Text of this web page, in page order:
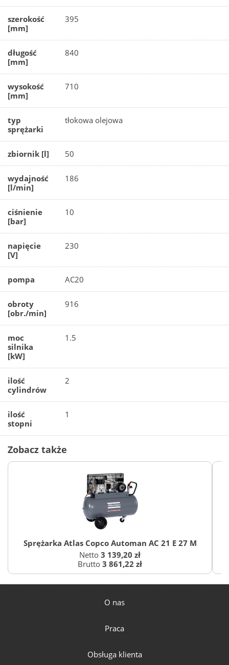
szerokość
[mm]
395
długość
[mm]
840
wysokość
[mm]
710
typ
sprężarki
tłokowa olejowa
zbiornik [l] 50
wydajność
[l/min]
186
ciśnienie
[bar]
10
napięcie
[V]
230
pompa AC20
obroty
[obr./min]
916
moc
silnika
[kW]
1.5
ilość
cylindrów
2
ilość
stopni
1
Zobacz także
Sprężarka Atlas Copco Automan AC 21 E 27 M
Netto 3 139,20 zł
Brutto 3 861,22 zł
O nas
Praca
Obsługa klienta